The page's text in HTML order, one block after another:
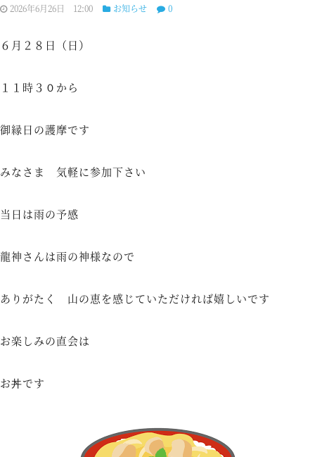
2026年6月26日 12:00 お知らせ 0
６月２８日（日）
１１時３０から
御縁日の護摩です
みなさま 気軽に参加下さい
当日は雨の予感
龍神さんは雨の神様なので
ありがたく 山の恵を感じていただければ嬉しいです
お楽しみの直会は
お丼です